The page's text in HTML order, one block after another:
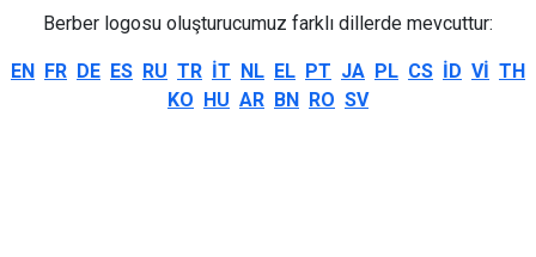
Berber logosu oluşturucumuz farklı dillerde mevcuttur:
EN FR DE ES RU TR IT NL EL PT JA PL CS ID VI TH
KO HU AR BN RO SV